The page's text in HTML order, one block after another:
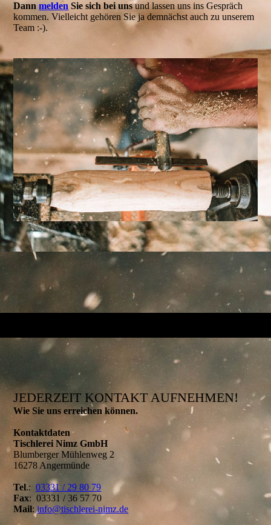
Dannmelden Sie sich bei unsund lassen uns ins Gespräch
kommen. Vielleicht gehören Sie ja demnächst auch zu unserem
Team :-).
JEDERZEIT KONTAKT AUFNEHMEN!
Wie Sie uns erreichen können.
Kontaktdaten
Tischlerei Nimz GmbH
Blumberger Mühlenweg 2
16278 Angermünde
Tel.:03331 / 29 80 79
Fax: 03331 / 36 57 70
Mail:info@tischlerei-nimz.de